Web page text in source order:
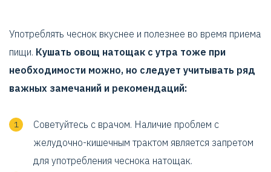
Употреблять чеснок вкуснее и полезнее во время приема
пищи. Кушать овощ натощак с утра тоже при
необходимости можно, но следует учитывать ряд
важных замечаний и рекомендаций:
Советуйтесь с врачом. Наличие проблем с
желудочно-кишечным трактом является запретом
для употребления чеснока натощак.